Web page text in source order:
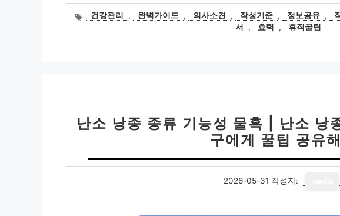
태건강관리 , 완벽가이드 , 의사소견 , 작성기준 , 정보공유 ,
서
, 효력 , 휴직꿀팁
난소 낭종 종류 기능성 물혹 | 난소 낭
구에게 꿀팁 공유
2026-05-31 작성자: